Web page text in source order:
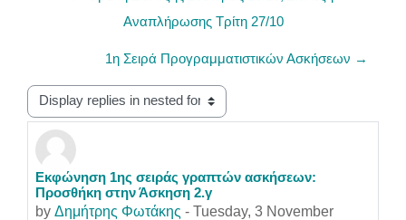
Αναπλήρωσης Τρίτη 27/10
1η Σειρά Προγραμματιστικών Ασκήσεων →
Display mode
Εκφώνηση 1ης σειράς γραπτών ασκήσεων:
Προσθήκη στην Άσκηση 2.γ
by Δημήτρης Φωτάκης - Tuesday, 3 November
Number of replies: 0